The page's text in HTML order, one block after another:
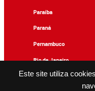
Este site utiliza
Paraíba
Paraná
Pernambuco
Rio de Janeiro
Rio Grande do Sul